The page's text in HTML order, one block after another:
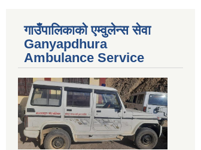
गाउँपालिकाको एम्वुलेन्स सेवा
Ganyapdhura
Ambulance Service